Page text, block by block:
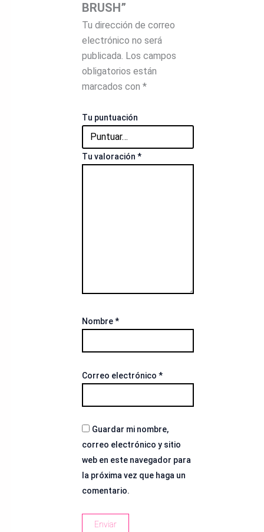
BRUSH”
Tu dirección de correo
electrónico no será
publicada. Los campos
obligatorios están
marcados con *
Tu puntuación
Tu valoración *
Nombre*
Correo electrónico *
Guardar mi nombre,
correo electrónico y sitio
web en este navegador para
la próxima vez que haga un
comentario.